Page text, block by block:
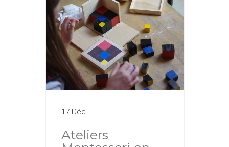
17 Déc
Ateliers